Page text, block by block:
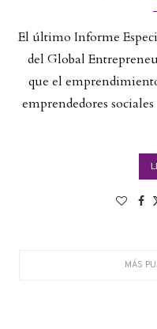
El último Informe
del Global
que el
emprendedores
MÁS